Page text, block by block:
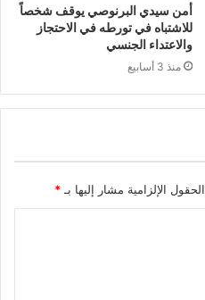
أمن سيدي البرنوصي يوقف شخصاً
للاشتباه في تورطه في الاحتجاز
والاعتداء الجنسي
منذ 3 أسابيع
الحقول الإلزامية مشار إليها بـ *